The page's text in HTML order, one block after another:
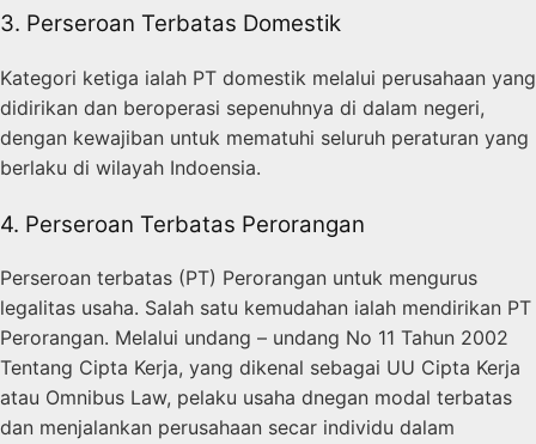
3. Perseroan Terbatas Domestik
Kategori ketiga ialah PT domestik melalui perusahaan yang
didirikan dan beroperasi sepenuhnya di dalam negeri,
dengan kewajiban untuk mematuhi seluruh peraturan yang
berlaku di wilayah Indoensia.
4. Perseroan Terbatas Perorangan
Perseroan terbatas (PT) Perorangan untuk mengurus
legalitas usaha. Salah satu kemudahan ialah mendirikan PT
Perorangan. Melalui undang – undang No 11 Tahun 2002
Tentang Cipta Kerja, yang dikenal sebagai UU Cipta Kerja
atau Omnibus Law, pelaku usaha dnegan modal terbatas
dan menjalankan perusahaan secar individu dalam